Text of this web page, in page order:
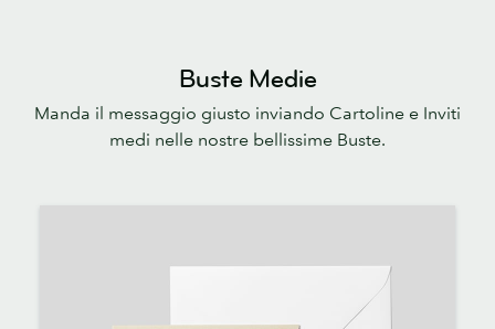
Buste Medie
Manda il messaggio giusto inviando Cartoline e Inviti
medi nelle nostre bellissime Buste.